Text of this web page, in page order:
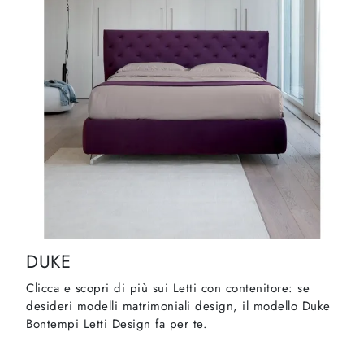
DUKE
Clicca e scopri di più sui Letti con contenitore: se
desideri modelli matrimoniali design, il modello Duke
Bontempi Letti Design fa per te.